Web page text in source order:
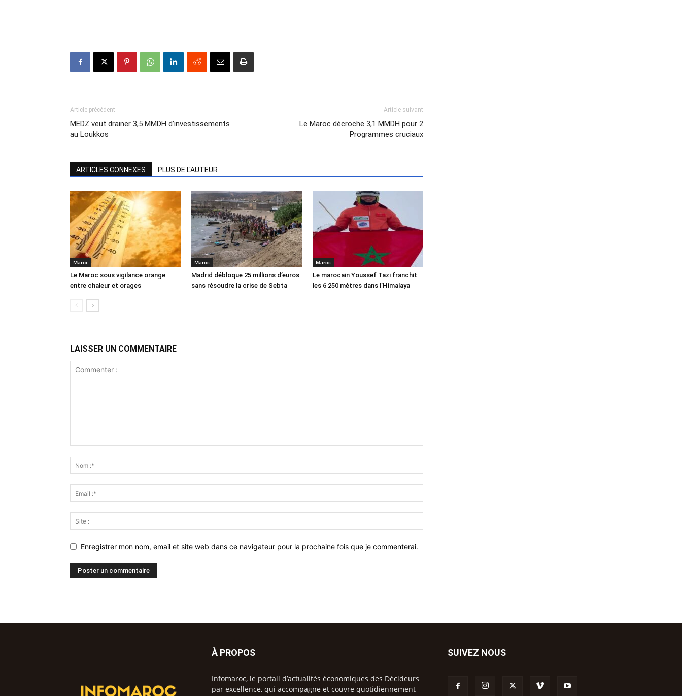
Article précédent
MEDZ veut drainer 3,5 MMDH d’investissements
au Loukkos
Article suivant
Le Maroc décroche 3,1 MMDH pour 2
Programmes cruciaux
ARTICLES CONNEXES PLUS DE L'AUTEUR
Maroc
Le Maroc sous vigilance orange
entre chaleur et orages
Maroc
Madrid débloque 25 millions d’euros
sans résoudre la crise de Sebta
Maroc
Le marocain Youssef Tazi franchit
les 6 250 mètres dans l’Himalaya
LAISSER UN COMMENTAIRE
Enregistrer mon nom, email et site web dans ce navigateur pour la prochaine fois que je commenterai.
À PROPOS
Infomaroc, le portail d’actualités économiques des Décideurs
par excellence, qui accompagne et couvre quotidiennement
SUIVEZ NOUS